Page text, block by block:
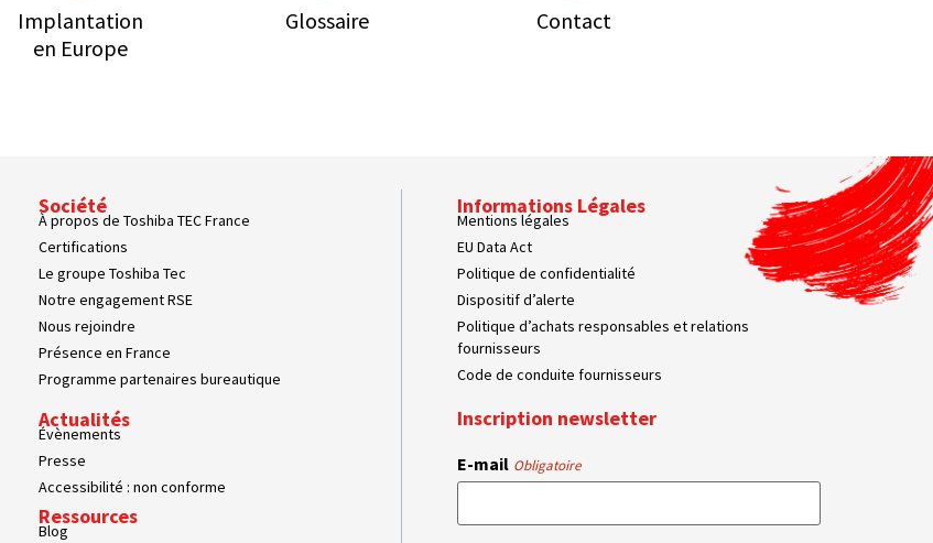
Implantation
en Europe
Glossaire Contact
Société
À propos de Toshiba TEC France
Certifications
Le groupe Toshiba Tec
Notre engagement RSE
Nous rejoindre
Présence en France
Programme partenaires bureautique
Actualités
Évènements
Presse
Accessibilité : non conforme
Ressources
Blog
Informations Légales
Mentions légales
EU Data Act
Politique de confidentialité
Dispositif d’alerte
Politique d’achats responsables et relations
fournisseurs
Code de conduite fournisseurs
Inscription newsletter
E-mail Obligatoire